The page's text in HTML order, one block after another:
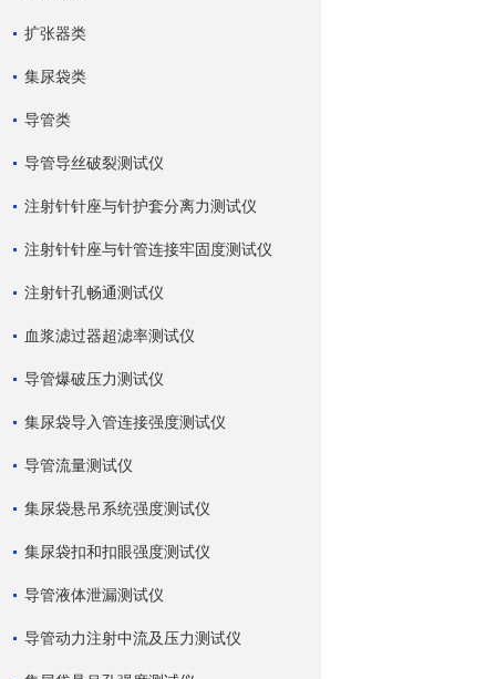
扩张器类
集尿袋类
导管类
导管导丝破裂测试仪
注射针针座与针护套分离力测试仪
注射针针座与针管连接牢固度测试仪
注射针孔畅通测试仪
血浆滤过器超滤率测试仪
导管爆破压力测试仪
集尿袋导入管连接强度测试仪
导管流量测试仪
集尿袋悬吊系统强度测试仪
集尿袋扣和扣眼强度测试仪
导管液体泄漏测试仪
导管动力注射中流及压力测试仪